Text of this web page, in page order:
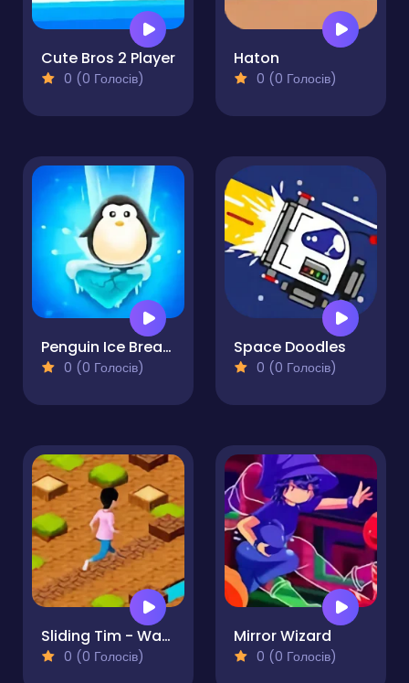
Cute Bros 2 Player
0 (0 Голосів)
Haton
0 (0 Голосів)
Penguin Ice Breaker
0 (0 Голосів)
Space Doodles
0 (0 Голосів)
Sliding Tim - Way to home
0 (0 Голосів)
Mirror Wizard
0 (0 Голосів)